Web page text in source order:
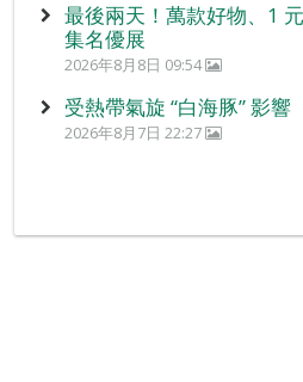
最後兩天！萬款好物、1
集名優展
2026年8月8日 09:54
受熱帶氣旋 “白海豚” 影
2026年8月7日 22:27